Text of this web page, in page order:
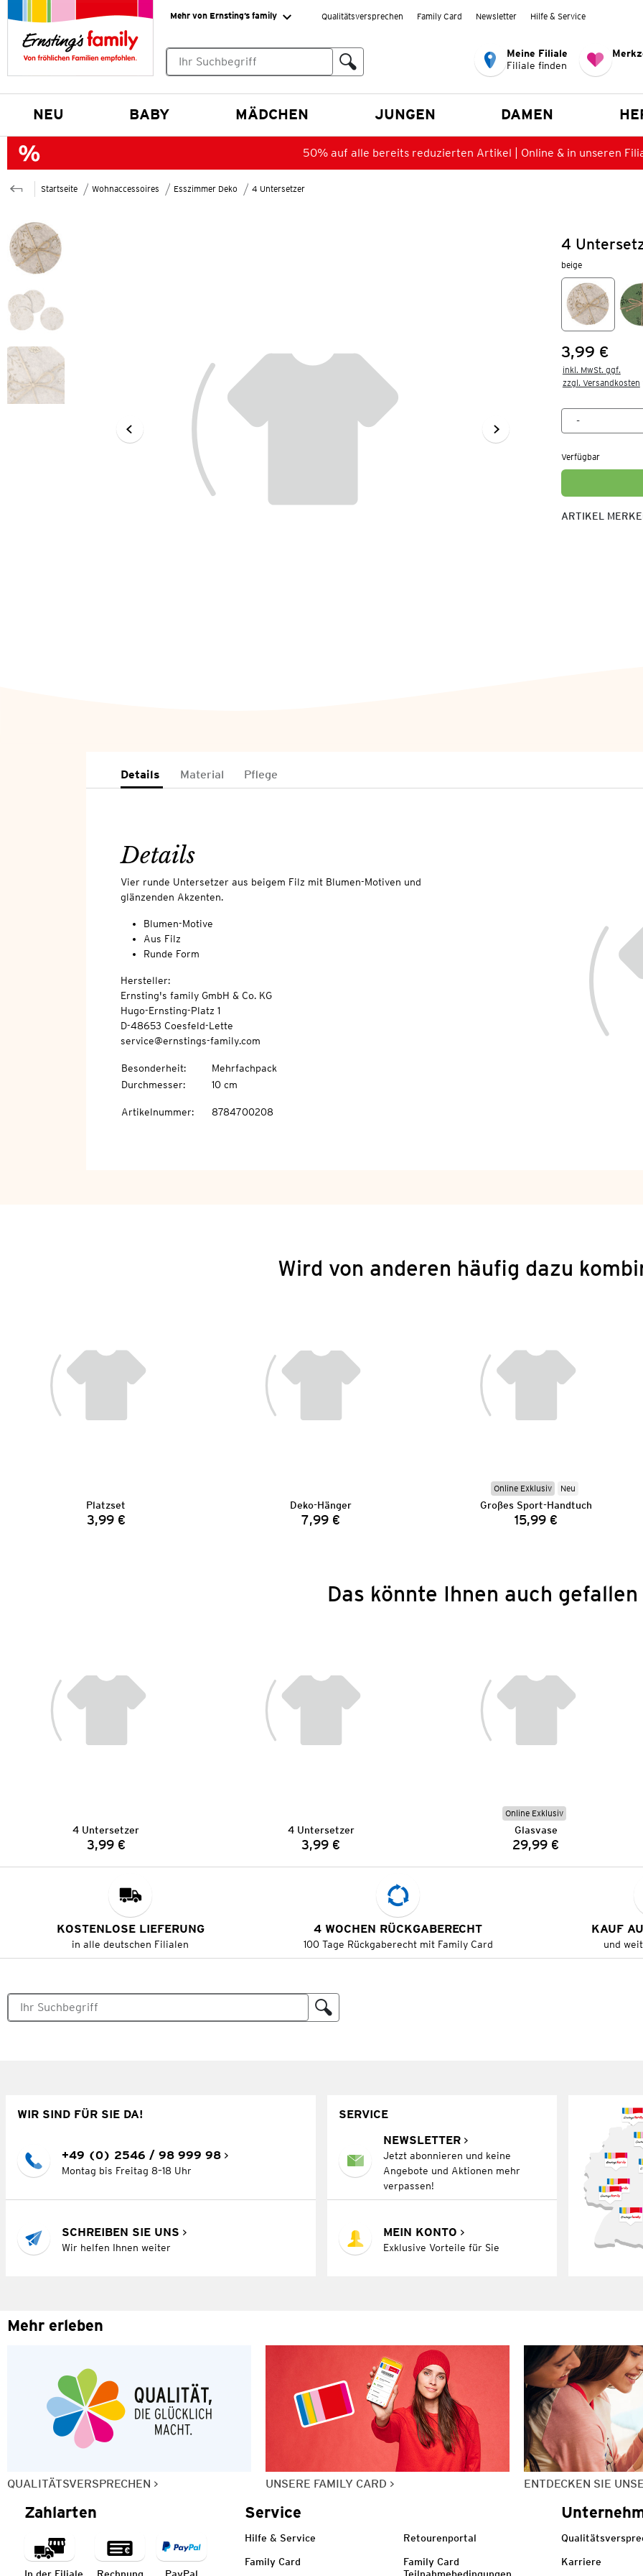
Mehr von Ernsting’s family Qualitätsversprechen Family Card Newsletter Hilfe & Service
Meine Filiale
Filiale finden
NEU BABY MÄDCHEN JUNGEN DAMEN
50% auf alle bereits reduzierten Artikel | Online & in unseren
Startseite Wohnaccessoires Esszimmer Deko 4 Untersetzer
4
beige
Preis:
3,99 €
inkl. MwSt. ggf.
zzgl. Versandkosten
Verfügbar
ARTIKEL
Details Material Pflege
Details
Vier runde Untersetzer aus beigem Filz mit Blumen-Motiven und
glänzenden Akzenten.
Blumen-Motive
Aus Filz
Runde Form
Hersteller:
Ernsting's family GmbH & Co. KG
Hugo-Ernsting-Platz 1
D-48653 Coesfeld-Lette
service@ernstings-family.com
Besonderheit:
Mehrfachpack
Durchmesser: 10 cm
Artikelnummer: 8784700208
Wird von anderen häufig dazu
Platzset
Preis:
3,99 €
Deko-Hänger
Preis:
7,99 €
Online Exklusiv Neu
Großes Sport-Handtuch
Preis:
15,99 €
Das könnte Ihnen auch gefallen
4 Untersetzer
Preis:
3,99 €
4 Untersetzer
Preis:
3,99 €
Online Exklusiv
Glasvase
Preis:
29,99 €
KOSTENLOSE LIEFERUNG
in alle deutschen Filialen
4 WOCHEN RÜCKGABERECHT
100 Tage Rückgaberecht mit Family Card
KAUF
und
WIR SIND FÜR SIE DA!
+49 (0) 2546 / 98 999 98
Montag bis Freitag 8–18 Uhr
SCHREIBEN SIE UNS
Wir helfen Ihnen weiter
SERVICE
NEWSLETTER
Jetzt abonnieren und keine
Angebote und Aktionen mehr
verpassen!
MEIN KONTO
Exklusive Vorteile für Sie
Mehr erleben
QUALITÄTSVERSPRECHEN UNSERE FAMILY CARD ENTDECKEN SIE
Zahlarten Service
Hilfe & Service Retourenportal
Family Card
Family Card
Karriere